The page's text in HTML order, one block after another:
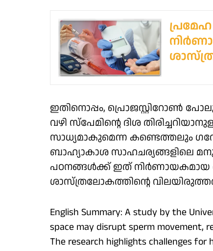
ഇതിനൊപ്പം, പ്രൊജസ്റ്റിറോൺ
വഴി സ്പേമിന്റെ ദിശ
സാധ്യമാകുമെന്ന കണ്ടെത്തലും
ബാഹ്യാകാശ സാഹചര്യങ്ങളിലെ
പഠനങ്ങൾക്ക് ഇത്
ശാസ്ത്രലോകത്തിന്റെ
English Summary: A study by the
space may disrupt sperm movement,
The research highlights challenges